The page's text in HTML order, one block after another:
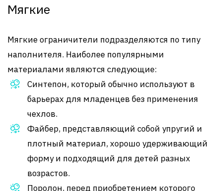
Мягкие
Мягкие ограничители подразделяются по типу
наполнителя. Наиболее популярными
материалами являются следующие:
Синтепон, который обычно используют в
барьерах для младенцев без применения
чехлов.
Файбер, представляющий собой упругий и
плотный материал, хорошо удерживающий
форму и подходящий для детей разных
возрастов.
Поролон, перед приобретением которого